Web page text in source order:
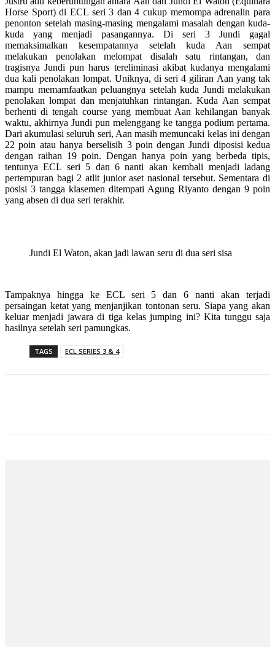
Horse Sport) di ECL seri 3 dan 4 cukup memompa adrenalin para
penonton setelah masing-masing mengalami masalah dengan kuda-
kuda yang menjadi pasangannya. Di seri 3 Jundi gagal
memaksimalkan kesempatannya setelah kuda Aan sempat
melakukan penolakan melompat disalah satu rintangan, dan
tragisnya Jundi pun harus tereliminasi akibat kudanya mengalami
dua kali penolakan lompat. Uniknya, di seri 4 giliran Aan yang tak
mampu memamfaatkan peluangnya setelah kuda Jundi melakukan
penolakan lompat dan menjatuhkan rintangan. Kuda Aan sempat
berhenti di tengah course yang membuat Aan kehilangan banyak
waktu, akhirnya Jundi pun melenggang ke tangga podium pertama.
Dari akumulasi seluruh seri, Aan masih memuncaki kelas ini dengan
22 poin atau hanya berselisih 3 poin dengan Jundi diposisi kedua
dengan raihan 19 poin. Dengan hanya poin yang berbeda tipis,
tentunya ECL seri 5 dan 6 nanti akan kembali menjadi ladang
pertempuran bagi 2 atlit junior aset nasional tersebut. Sementara di
posisi 3 tangga klasemen ditempati Agung Riyanto dengan 9 poin
yang absen di dua seri terakhir.
Jundi El Waton, akan jadi lawan seru di dua seri sisa
Tampaknya hingga ke ECL seri 5 dan 6 nanti akan terjadi
persaingan ketat yang menjanjikan tontonan seru. Siapa yang akan
keluar menjadi jawara di tiga kelas jumping ini? Kita tunggu saja
hasilnya setelah seri pamungkas.
TAGS ECL SERIES 3 & 4